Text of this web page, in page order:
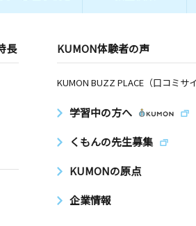
長 KUMON体験者の声
KUMON BUZZ PLACE（口コミサイ
学習中の方へ
くもんの先生募集
KUMONの原点
企業情報